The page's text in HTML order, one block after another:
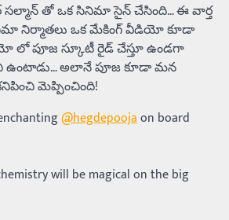
సల్మాన్ తో ఒక సినిమా సైన్ చేసింది… ఈ వార్త
నిర్మాతలు ఒక మేకింగ్ వీడియో కూడా
లో పూజ స్కూటీ రైడ్ చేస్తూ ఉండగా
ఉంటాడు… అలానే పూజ కూడా మన
మెప్పించింది!
@hegdepoojaon board
will be magical on the big